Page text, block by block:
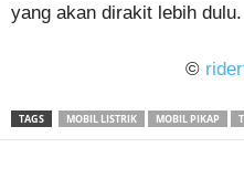
yang akan dirakit lebih dulu.
©
TAGS MOBIL LISTRIK MOBIL PIKAP